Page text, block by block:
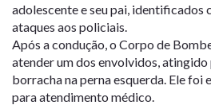
adolescente e seu pai, identificados
ataques aos policiais.
Após a condução, o Corpo de
atender um dos envolvidos, atingido
borracha na perna esquerda. Ele foi
para atendimento médico.